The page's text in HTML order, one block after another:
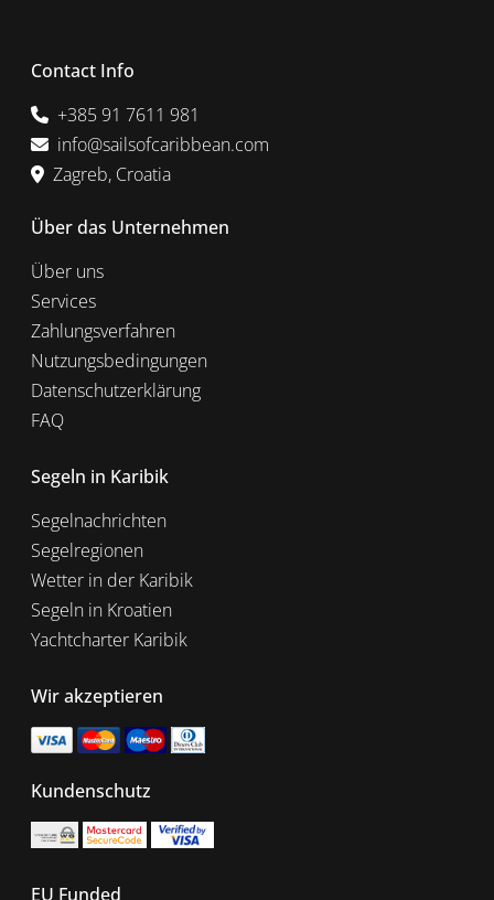
Contact Info
+385 91 7611 981
info@sailsofcaribbean.com
Zagreb, Croatia
Über das Unternehmen
Über uns
Services
Zahlungsverfahren
Nutzungsbedingungen
Datenschutzerklärung
FAQ
Segeln in Karibik
Segelnachrichten
Segelregionen
Wetter in der Karibik
Segeln in Kroatien
Yachtcharter Karibik
Wir akzeptieren
Kundenschutz
EU Funded